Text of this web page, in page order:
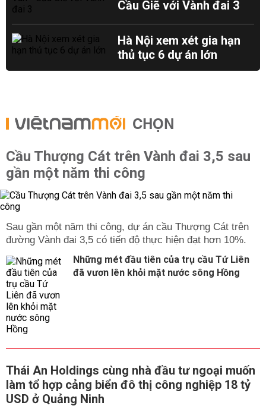
Cầu Giẽ với Vành đai 3
Hà Nội xem xét gia hạn
thủ tục 6 dự án lớn
CHỌN
Cầu Thượng Cát trên Vành đai 3,5 sau
gần một năm thi công
Sau gần một năm thi công, dự án cầu Thượng Cát trên
đường Vành đai 3,5 có tiến độ thực hiện đạt hơn 10%.
Những mét đầu tiên của trụ cầu Tứ Liên
đã vươn lên khỏi mặt nước sông Hồng
Thái An Holdings cùng nhà đầu tư ngoại muốn
làm tổ hợp cảng biển đô thị công nghiệp 18 tỷ
USD ở Quảng Ninh